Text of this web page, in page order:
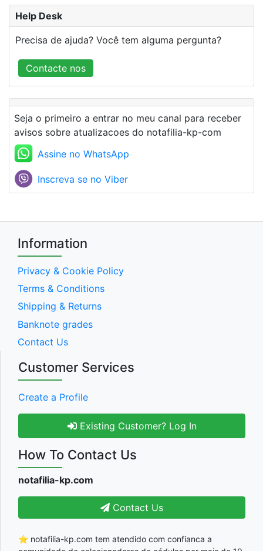
Help Desk
Precisa de ajuda? Você tem alguma pergunta?
Contacte nos
Seja o primeiro a entrar no meu canal para receber
avisos sobre atualizacoes do notafilia-kp-com
Assine no WhatsApp
Inscreva se no Viber
Information
Privacy & Cookie Policy
Terms & Conditions
Shipping & Returns
Banknote grades
Contact Us
Customer Services
Create a Profile
Existing Customer? Log In
How To Contact Us
notafilia-kp.com
Contact Us
⭐ notafilia-kp.com tem atendido com confianca a